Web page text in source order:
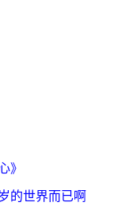
》
的世界而已啊